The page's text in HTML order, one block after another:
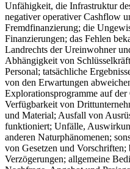
Unfähigkeit, die Infrastruktur
negativer operativer Cashflow
Fremdfinanzierung; die
Finanzierungen; das Fehlen
Landrechts der Ureinwohner
Abhängigkeit von
Personal; tatsächliche
von den Erwartungen
Explorationsprogramme auf der
Verfügbarkeit von
und Material; Ausfall von
funktioniert; Unfälle,
anderen Naturphänomenen;
von Gesetzen und
Verzögerungen; allgemeine